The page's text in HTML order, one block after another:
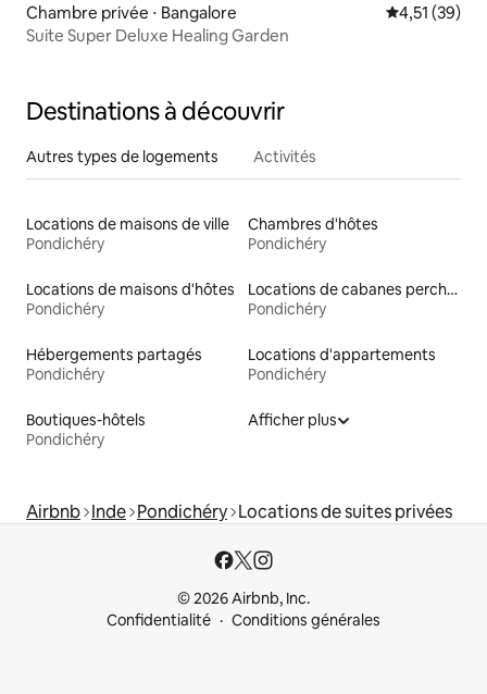
Chambre privée ⋅ Bangalore Évaluation
4,51 (39)
Suite Super Deluxe Healing Garden
Destinations à découvrir
Autres types de logements Activités
Locations de maisons de ville
Pondichéry
Chambres d'hôtes
Pondichéry
Locations de maisons d'hôtes
Pondichéry
Locations de cabanes perchées
Pondichéry
Hébergements partagés
Pondichéry
Locations d'appartements
Pondichéry
Boutiques-hôtels
Pondichéry
Afficher plus
Airbnb Inde Pondichéry Locations de suites privées
© 2026 Airbnb, Inc.
Confidentialité
Conditions générales